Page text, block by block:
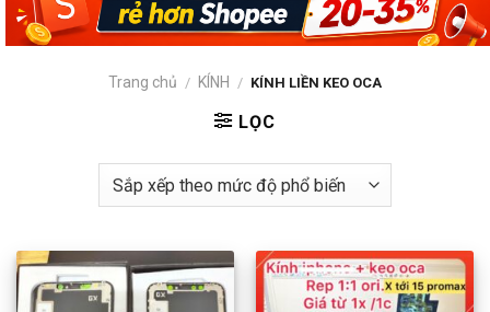
Trang chủ / KÍNH / KÍNH LIỀN KEO OCA
LỌC